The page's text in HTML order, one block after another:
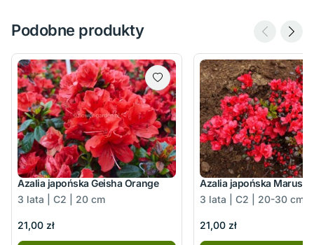
Podobne produkty
Azalia japońska Geisha Orange
3 lata | C2 | 20 cm
21,00 zł
Azalia japońska
3 lata | C2 | 20-30 cm
21,00 zł